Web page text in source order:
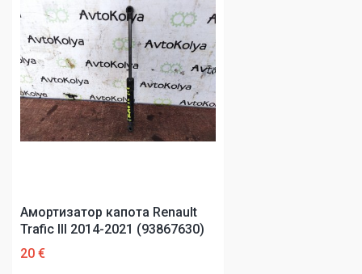
Амортизатор капота Renault
Trafic III 2014-2021 (93867630)
20 €